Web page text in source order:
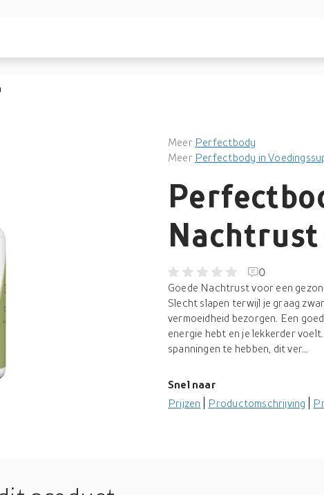
Meer Perfectbody
Meer Perfectbody in
0
Goede Nachtrust voor een
Slecht slapen terwijl je graag
vermoeidheid bezorgen. Een
energie hebt en je lekkerder
spanningen te hebben, dit ver...
Snel naar
Prijzen
Productomschrijving